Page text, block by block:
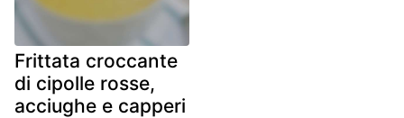
Frittata croccante
di cipolle rosse,
acciughe e capperi